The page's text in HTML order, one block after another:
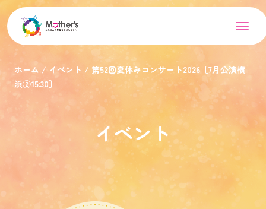
ホーム イベント
第52回夏休みコンサート2026［7月公演横
浜②15:30］
イベント